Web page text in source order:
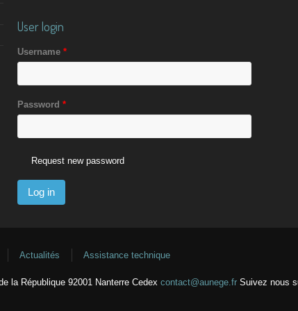
User login
Username *
Password *
Request new password
Actualités Assistance technique
la République 92001 Nanterre Cedex contact@aunege.fr Suivez nous